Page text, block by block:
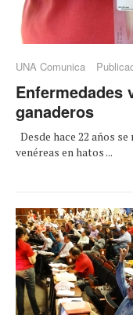
UNA Comunica
Enfermedades
ganaderos
Desde hace 22 años
venéreas en hatos ...